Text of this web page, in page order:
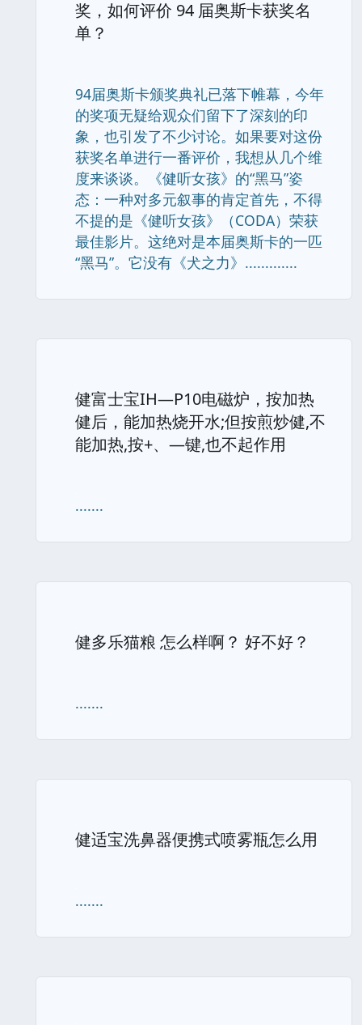
奖，如何评价 94 届奥斯卡获奖名
单？
94届奥斯卡颁奖典礼已落下帷幕，今年
的奖项无疑给观众们留下了深刻的印
象，也引发了不少讨论。如果要对这份
获奖名单进行一番评价，我想从几个维
度来谈谈。《健听女孩》的“黑马”姿
态：一种对多元叙事的肯定首先，不得
不提的是《健听女孩》（CODA）荣获
最佳影片。这绝对是本届奥斯卡的一匹
“黑马”。它没有《犬之力》.............
健富士宝IH—P10电磁炉，按加热
健后，能加热烧开水;但按煎炒健,不
能加热,按+、—键,也不起作用
.......
健多乐猫粮 怎么样啊？ 好不好？
.......
健适宝洗鼻器便携式喷雾瓶怎么用
.......